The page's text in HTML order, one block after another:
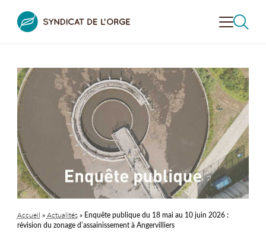
VALORISERLA VALLÉE
CONTRÔLERL'ASSAINISSEMENT
PRÉVENIR LE RISQUEINONDATION
DÉCOUVRIRLA VALLÉE
SENSIBILISER À L’ENVIRONNEMENT
LE SYNDICATDE L’ORGE
RECHERCHER
Accueil »Actualités» Enquête publique du 18 mai au 10 juin 2026 :
révision du zonage d’assainissement à Angervilliers